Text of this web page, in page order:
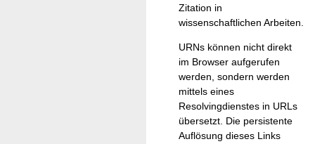
Zitation in
wissenschaftlichen Arbeiten.
URNs können nicht direkt
im Browser aufgerufen
werden, sondern werden
mittels eines
Resolvingdienstes in URLs
übersetzt. Die persistente
Auflösung dieses Links